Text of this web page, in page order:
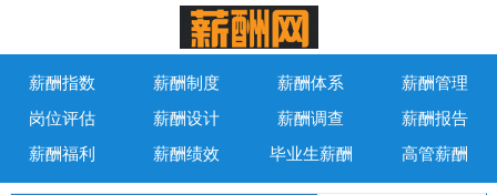
薪酬指数 薪酬制度 薪酬体系
薪酬管理
岗位评估
薪酬设计 薪酬调查
薪酬报告
薪酬福利
薪酬绩效 毕业生薪酬 高管薪酬